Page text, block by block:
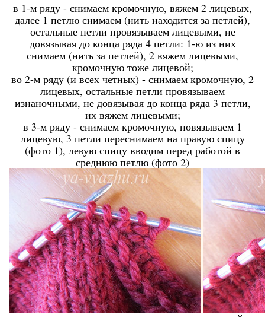
в 1-м ряду - снимаем кромочную, вяжем 2 лицевых,
далее 1 петлю снимаем (нить находится за петлей),
остальные петли провязываем лицевыми, не
довязывая до конца ряда 4 петли: 1-ю из них
снимаем (нить за петлей), 2 вяжем лицевыми,
кромочную тоже лицевой;
во 2-м ряду (и всех четных) - снимаем кромочную, 2
лицевых, остальные петли провязываем
изнаночными, не довязывая до конца ряда 3 петли,
их вяжем лицевыми;
в 3-м ряду - снимаем кромочную, повязываем 1
лицевую, 3 петли переснимаем на правую спицу
(фото 1), левую спицу вводим перед работой в
среднюю петлю (фото 2)